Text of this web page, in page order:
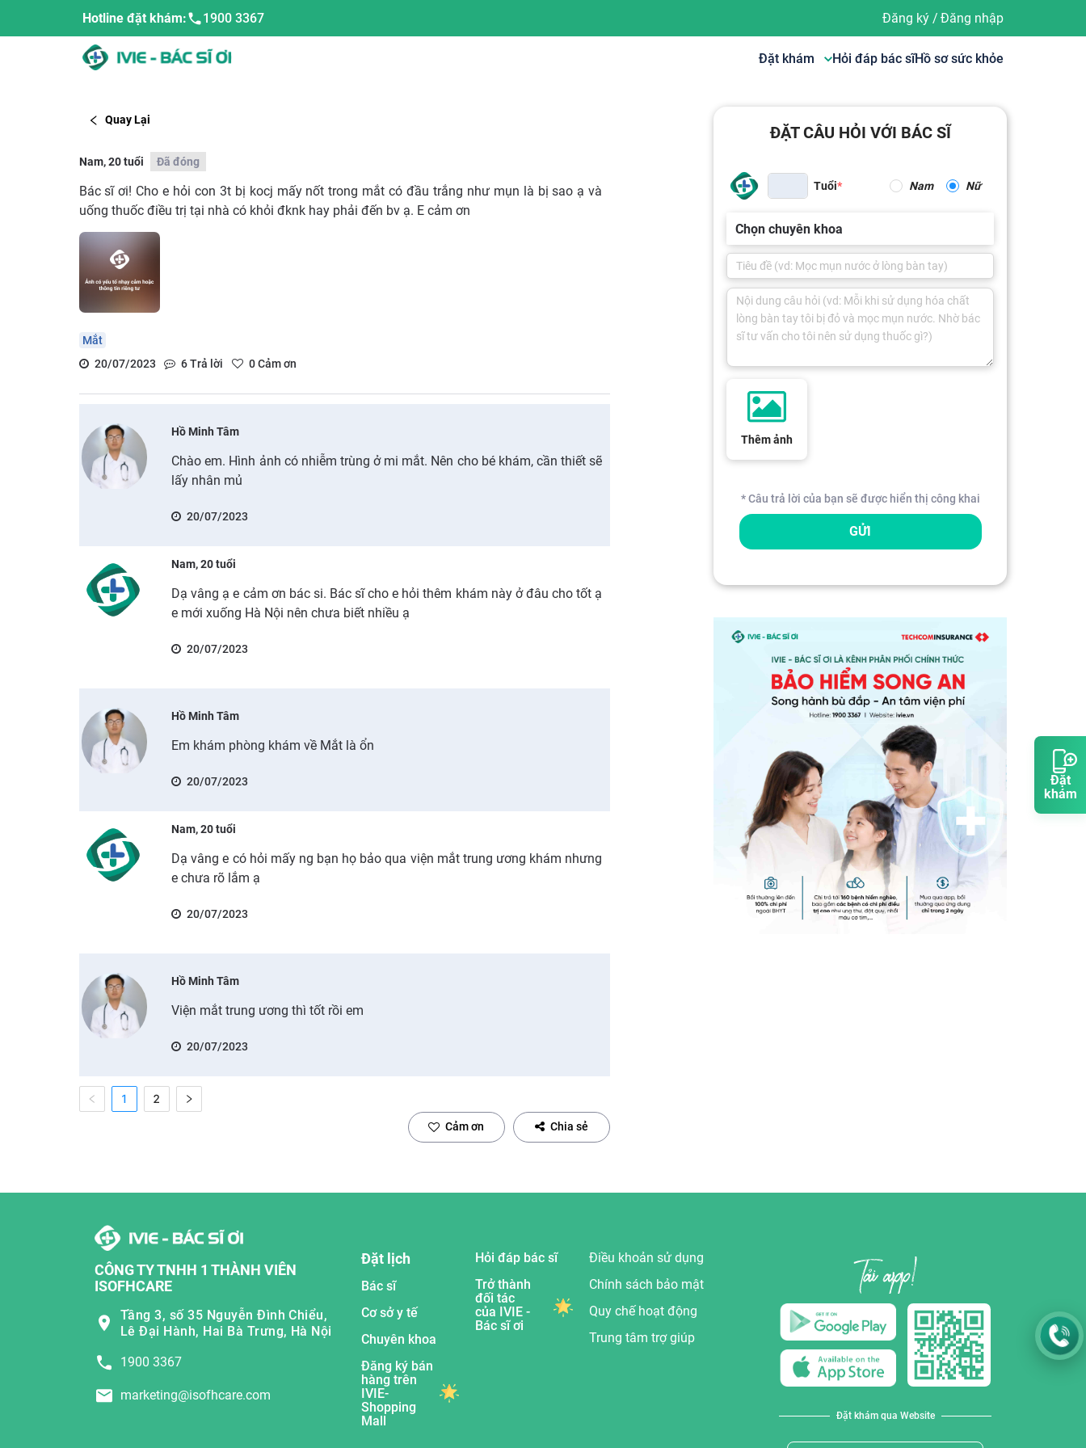
Đặt
khám
Hotline đặt khám: 1900 3367 Đăng ký/ Đăng nhập
Đặt khám Hỏi đáp bác sĩHồ sơ sức khỏe
Quay Lại
Nam, 20 tuổi Đã đóng
Bác sĩ ơi! Cho e hỏi con 3t bị kocj mấy nốt trong mắt có đầu trắng như mụn là bị sao ạ và
uống thuốc điều trị tại nhà có khỏi đknk hay phải đến bv ạ. E cảm ơn
Mắt
20/07/2023
6Trả lời 0Cảm ơn
Hồ Minh Tâm
Chào em. Hình ảnh có nhiễm trùng ở mi mắt. Nên cho bé khám, cần thiết sẽ
lấy nhân mủ
20/07/2023
Nam, 20 tuổi
Dạ vâng ạ e cảm ơn bác si. Bác sĩ cho e hỏi thêm khám này ở đâu cho tốt ạ
e mới xuống Hà Nội nên chưa biết nhiều ạ
20/07/2023
Hồ Minh Tâm
Em khám phòng khám về Mắt là ổn
20/07/2023
Nam, 20 tuổi
Dạ vâng e có hỏi mấy ng bạn họ bảo qua viện mắt trung ương khám nhưng
e chưa rõ lắm ạ
20/07/2023
Hồ Minh Tâm
Viện mắt trung ương thì tốt rồi em
20/07/2023
1 2
Cảm ơn Chia sẻ
ĐẶT CÂU HỎI VỚI BÁC SĨ
Tuổi Nam Nữ
Chọn chuyên khoa
Thêm ảnh
* Câu trả lời của bạn sẽ được hiển thị công khai
GỬI
CÔNG TY TNHH 1 THÀNH VIÊN
ISOFHCARE
Tầng 3, số 35 Nguyễn Đình Chiểu,
Lê Đại Hành, Hai Bà Trưng, Hà Nội
1900 3367
marketing@isofhcare.com
Đặt lịch
Bác sĩ
Cơ sở y tế
Chuyên khoa
Đăng ký bán
hàng trên
IVIE-
Shopping
Mall
Hỏi đáp bác sĩ
Trở thành
đối tác
của IVIE -
Bác sĩ ơi
Điều khoản sử dụng
Chính sách bảo mật
Quy chế hoạt động
Trung tâm trợ giúp
Đặt khám qua Website